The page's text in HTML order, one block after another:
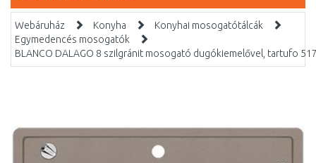
Webáruház Konyha
Konyhai mosogatótálcák
Egymedencés mosogatók
BLANCO DALAGO 8 szilgránit mosogató dugókiemelővel, tartufo